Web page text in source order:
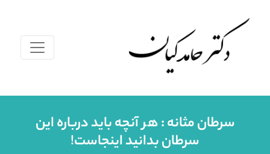
سرطان مثانه : هر آنچه باید درباره این
سرطان بدانید اینجاست!